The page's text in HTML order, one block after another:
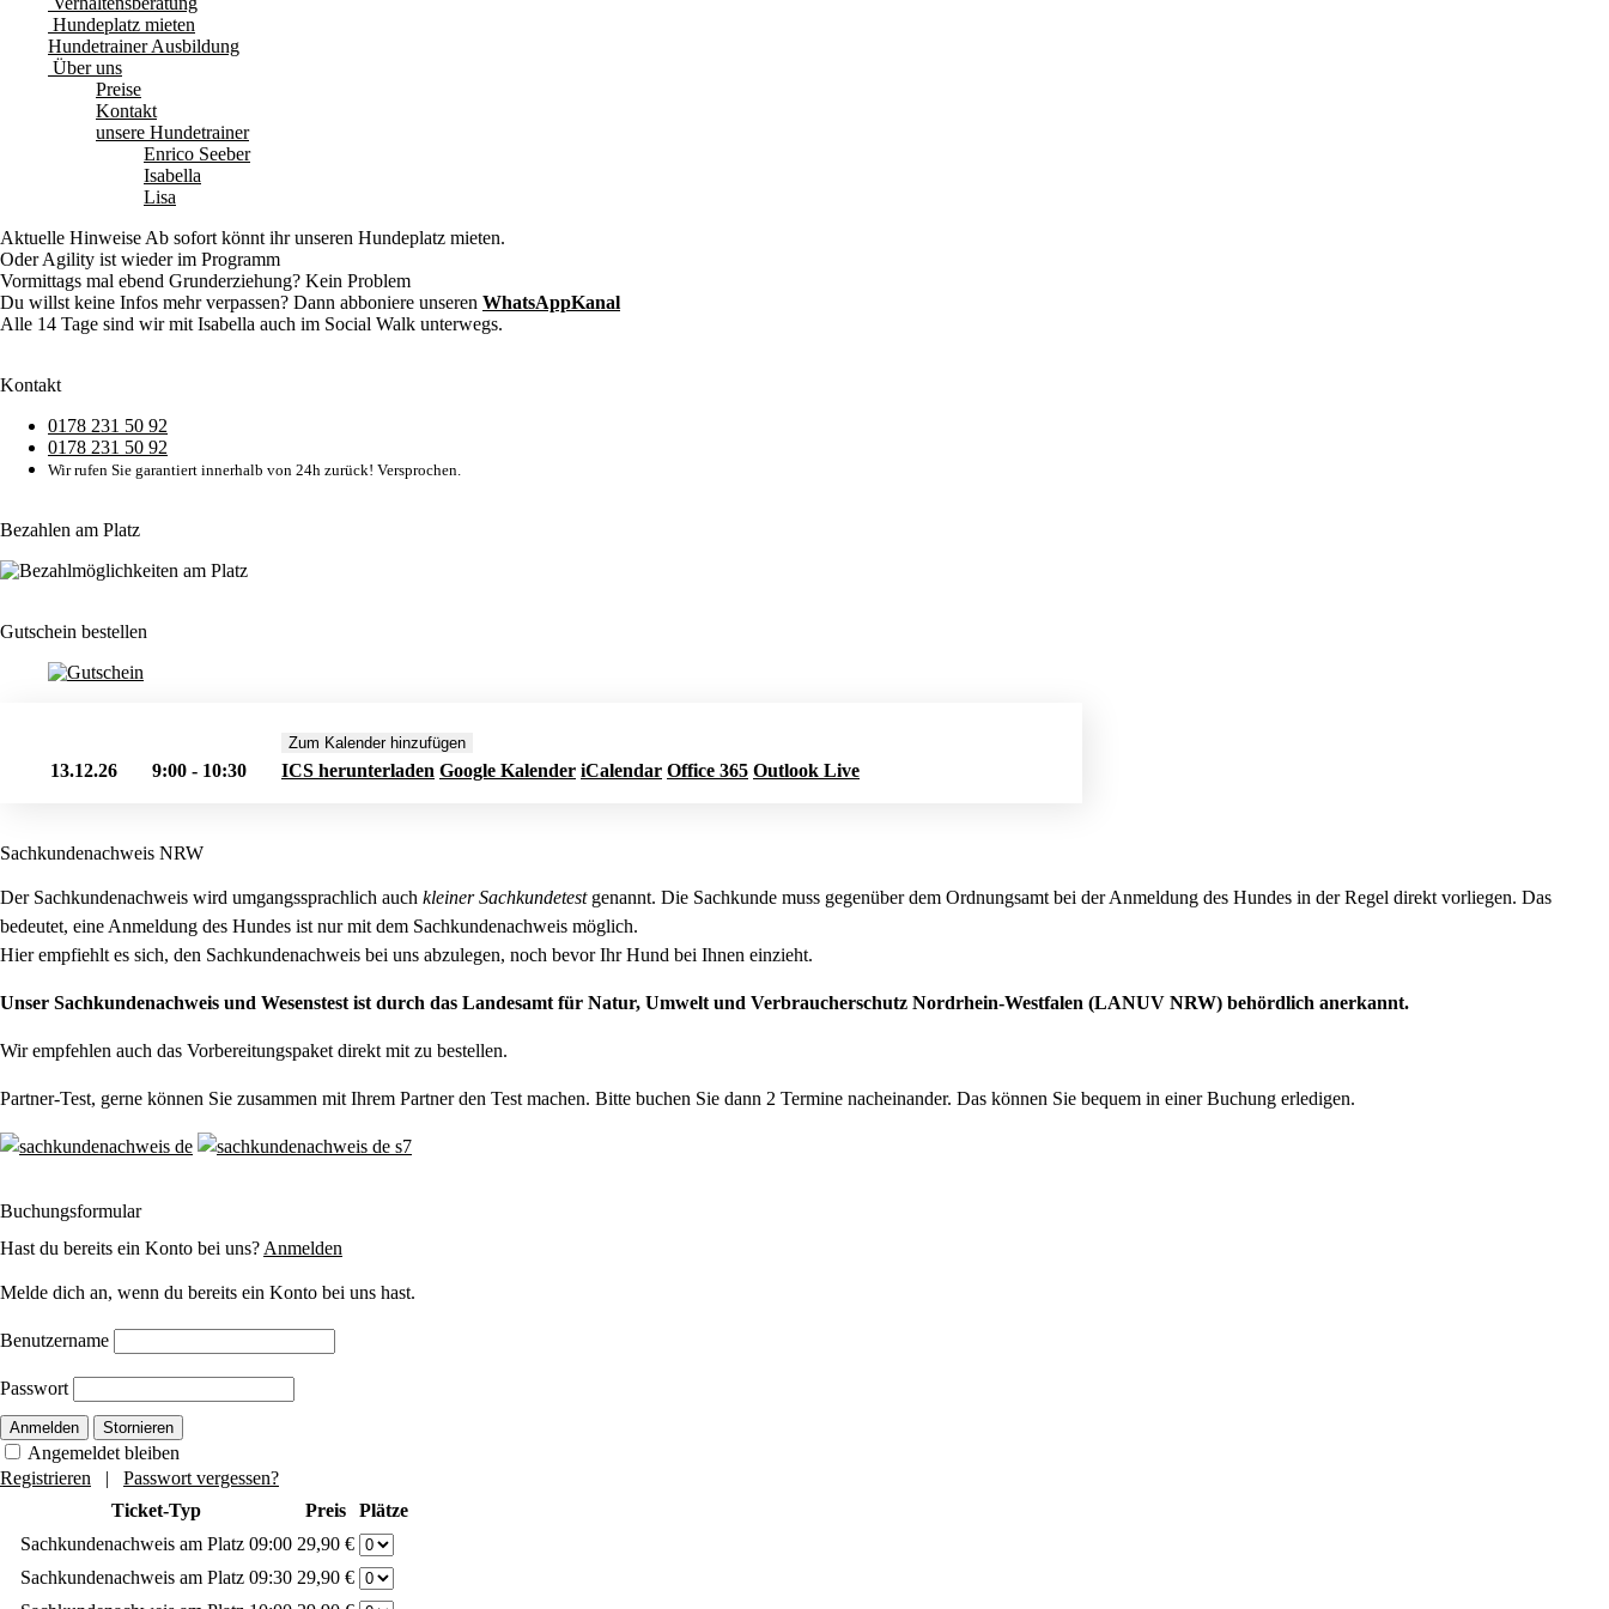
Hundeplatz mieten
Hundetrainer Ausbildung
Über uns
Preise
Kontakt
unsere Hundetrainer
Enrico Seeber
Isabella
Lisa
Aktuelle Hinweise Ab sofort könnt ihr unseren Hundeplatz mieten.
Oder Agility ist wieder im Programm
Vormittags mal ebend Grunderziehung? Kein Problem
Du willst keine Infos mehr verpassen? Dann abboniere unseren WhatsAppKanal
Alle 14 Tage sind wir mit Isabella auch im Social Walk unterwegs.
Kontakt
0178 231 50 92
0178 231 50 92
Wir rufen Sie garantiert innerhalb von 24h zurück! Versprochen.
Bezahlen am Platz
Gutschein bestellen
13.12.26 9:00 - 10:30
Zum Kalender hinzufügen
ICS herunterladen Google Kalender iCalendar Office 365 Outlook Live
Sachkundenachweis NRW
Der Sachkundenachweis wird umgangssprachlich auch kleiner Sachkundetestgenannt. Die Sachkunde muss gegenüber dem Ordnungsamt bei der Anmeldung des Hundes in der Regel direkt vorliegen. Das
bedeutet, eine Anmeldung des Hundes ist nur mit dem Sachkundenachweis möglich.
Hier empfiehlt es sich, den Sachkundenachweis bei uns abzulegen, noch bevor Ihr Hund bei Ihnen einzieht.
Unser Sachkundenachweis und Wesenstest ist durch das Landesamt für Natur, Umwelt und Verbraucherschutz Nordrhein-Westfalen (LANUV NRW) behördlich anerkannt.
Wir empfehlen auch das Vorbereitungspaket direkt mit zu bestellen.
Partner-Test, gerne können Sie zusammen mit Ihrem Partner den Test machen. Bitte buchen Sie dann 2 Termine nacheinander. Das können Sie bequem in einer Buchung erledigen.
Buchungsformular
Hast du bereits ein Konto bei uns? Anmelden
Melde dich an, wenn du bereits ein Konto bei uns hast.
Benutzername
Passwort
Anmelden Stornieren
Angemeldet bleiben
Registrieren
|
Passwort vergessen?
Ticket-Typ
Preis
Plätze
Sachkundenachweis am Platz 09:00 29,90 €
Sachkundenachweis am Platz 09:30 29,90 €